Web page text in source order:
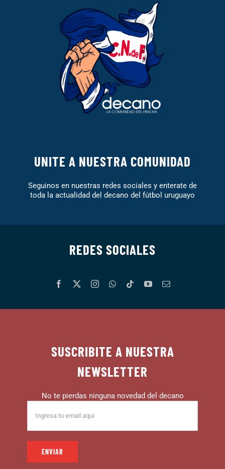
UNITE A NUESTRA COMUNIDAD
Seguinos en nuestras redes sociales y enterate de
toda la actualidad del decano del fútbol uruguayo
REDES SOCIALES
SUSCRIBITE A NUESTRA
NEWSLETTER
No te pierdas ninguna novedad del decano